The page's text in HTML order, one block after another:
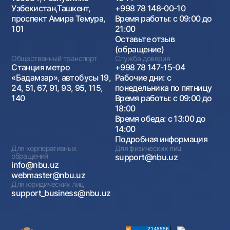
Узбекистан,Ташкент,
проспект Амира Темура,
101
+998 78 148-00-10
Время работы: с 09:00 до
21:00
Оставьте отзыв
(обращение)
Общественный транспорт
Станция метро
«Бадамзар», автобусы 19,
24, 51, 67, 91, 93, 95, 115,
140
Служба доверия
+998 78 147-15-04
Рабочие дни: с
понедельника по пятницу
Время работы: с 09:00 до
18:00
Время обеда: с 13:00 до
14:00
Подробная информация
Для корпоративных
обращений
info@nbu.uz
webmaster@nbu.uz
Для физических лиц
support@nbu.uz
Для юридических лиц
support_business@nbu.uz